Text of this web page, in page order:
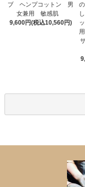
ブ ヘンプコットン 男
女兼用 敏感肌
9,600円(税込10,560円)